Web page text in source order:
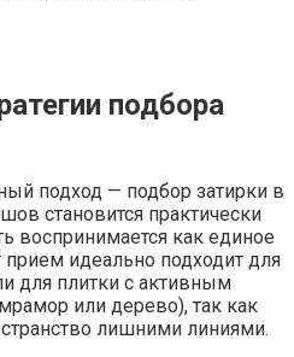
подбора
подход — подбор затирки в
становится практически
воспринимается как единое
прием идеально подходит для
для плитки с активным
или дерево), так как
лишними линиями.